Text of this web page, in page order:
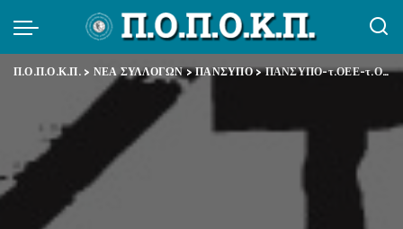
Π.Ο.Π.Ο.Κ.Π.> ΝΕΑ ΣΥΛΛΟΓΩΝ>ΠΑΝΣΥΠΟ>ΠΑΝΣΥΠΟ-τ.ΟΕΕ-τ.ΟΕΚ: Στη σωστή πλευρά της Ιστορίας / Με το δίκιο του λαού της Παλαιστίνης